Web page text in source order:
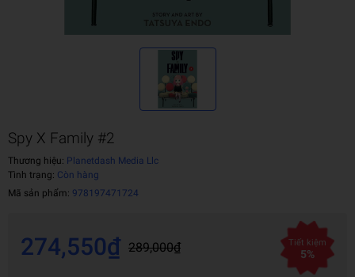
Spy X Family #2
Thương hiệu: Planetdash Media Llc
Tình trạng: Còn hàng
Mã sản phẩm: 978197471724
274,550₫ 289,000₫ Tiết kiệm
5%